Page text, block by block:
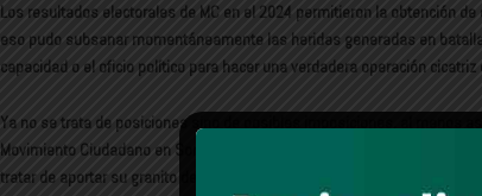
Los resultados electorales de MC en el 2024 permitieron la obtención
eso pudo subsanar momentáneamente las heridas generadas en
capacidad o el oficio político para hacer una verdadera operación cicatriz
Ya no se trata de posiciones sino de posibles imposiciones, al menos
Movimiento Ciudadano en Sonora, quienes se sienten desplazados por
tratar de aportar su granito de arena en aras de convertir al movimiento